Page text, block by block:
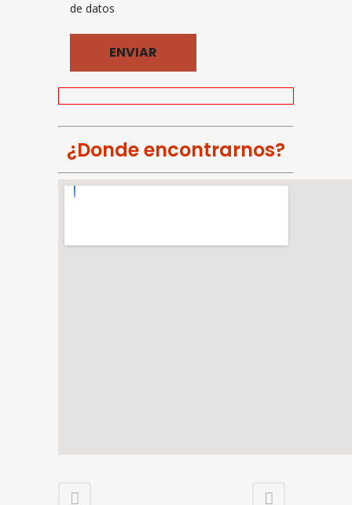
de datos
¿Donde encontrarnos?